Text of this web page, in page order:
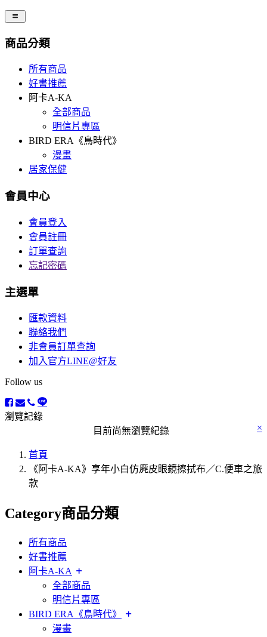
商品分類
所有商品
好書推薦
阿卡A-KA
全部商品
明信片專區
BIRD ERA《鳥時代》
漫畫
居家保健
會員中心
會員登入
會員註冊
訂單查詢
忘記密碼
主選單
匯款資料
聯絡我們
非會員訂單查詢
加入官方LINE@好友
Follow us
瀏覽記錄
×
目前尚無瀏覽紀錄
首頁
《阿卡A-KA》享年小白仿麂皮眼鏡擦拭布／C.便車之旅
款
Category商品分類
所有商品
好書推薦
阿卡A-KA
全部商品
明信片專區
BIRD ERA《鳥時代》
漫畫